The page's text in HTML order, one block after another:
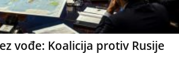
vođe: Koalicija protiv Rusije